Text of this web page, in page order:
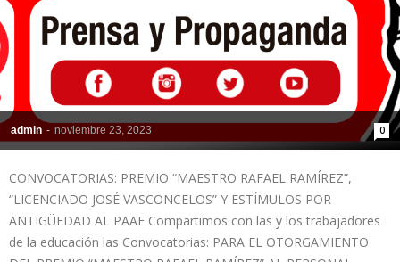
admin - noviembre 23, 2023 0
CONVOCATORIAS: PREMIO “MAESTRO RAFAEL RAMÍREZ”,
“LICENCIADO JOSÉ VASCONCELOS” Y ESTÍMULOS POR
ANTIGÜEDAD AL PAAE Compartimos con las y los trabajadores
de la educación las Convocatorias: PARA EL OTORGAMIENTO